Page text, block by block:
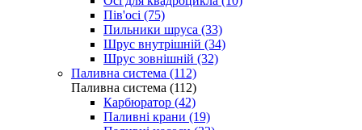
Пів'осі (75)
Пильники шруса (33)
Шрус внутрішній (34)
Шрус зовнішній (32)
Паливна система (112)
Паливна система (112)
Карбюратор (42)
Паливні крани (19)